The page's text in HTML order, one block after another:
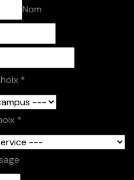
Nom
*
*